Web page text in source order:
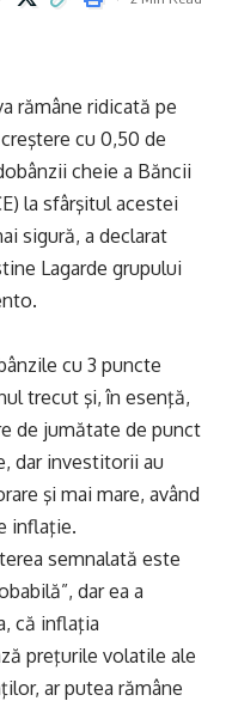
rămâne ridicată pe
cu 0,50 de
cheie a Băncii
la sfârşitul acestei
sigură, a declarat
Lagarde grupului
cu 3 puncte
trecut şi, în esenţă,
de jumătate de punct
dar investitorii au
şi mai mare, având
inflaţie.
semnalată este
dar ea a
că inflaţia
preţurile volatile ale
ar putea rămâne